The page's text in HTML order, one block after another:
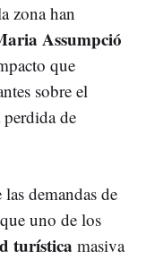
zona han
Assumpció
que
sobre el
de
demandas de
uno de los
turística masiva